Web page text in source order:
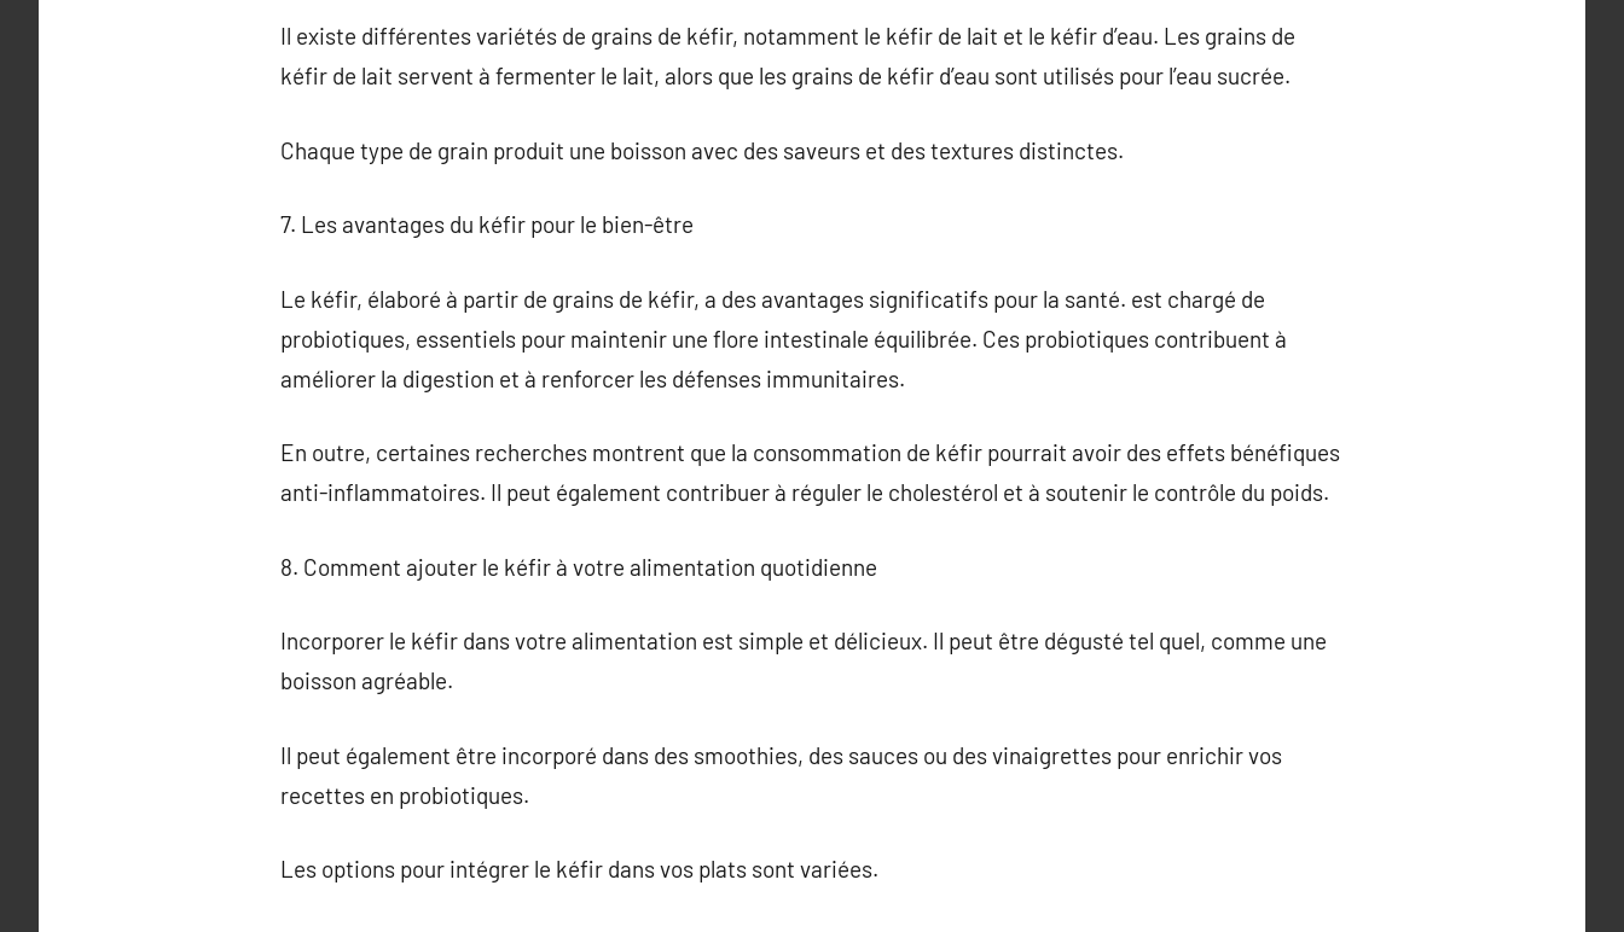
Il existe différentes variétés de grains de kéfir, notamment le kéfir de lait et le kéfir d’eau. Les grains de
kéfir de lait servent à fermenter le lait, alors que les grains de kéfir d’eau sont utilisés pour l’eau sucrée.
Chaque type de grain produit une boisson avec des saveurs et des textures distinctes.
7. Les avantages du kéfir pour le bien-être
Le kéfir, élaboré à partir de grains de kéfir, a des avantages significatifs pour la santé. est chargé de
probiotiques, essentiels pour maintenir une flore intestinale équilibrée. Ces probiotiques contribuent à
améliorer la digestion et à renforcer les défenses immunitaires.
En outre, certaines recherches montrent que la consommation de kéfir pourrait avoir des effets bénéfiques
anti-inflammatoires. Il peut également contribuer à réguler le cholestérol et à soutenir le contrôle du poids.
8. Comment ajouter le kéfir à votre alimentation quotidienne
Incorporer le kéfir dans votre alimentation est simple et délicieux. Il peut être dégusté tel quel, comme une
boisson agréable.
Il peut également être incorporé dans des smoothies, des sauces ou des vinaigrettes pour enrichir vos
recettes en probiotiques.
Les options pour intégrer le kéfir dans vos plats sont variées.